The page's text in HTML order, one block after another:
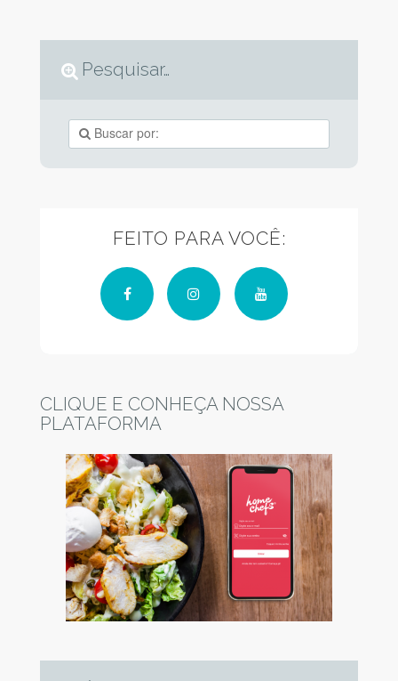
Pesquisar…
FEITO PARA VOCÊ:
CLIQUE E CONHEÇA NOSSA
PLATAFORMA